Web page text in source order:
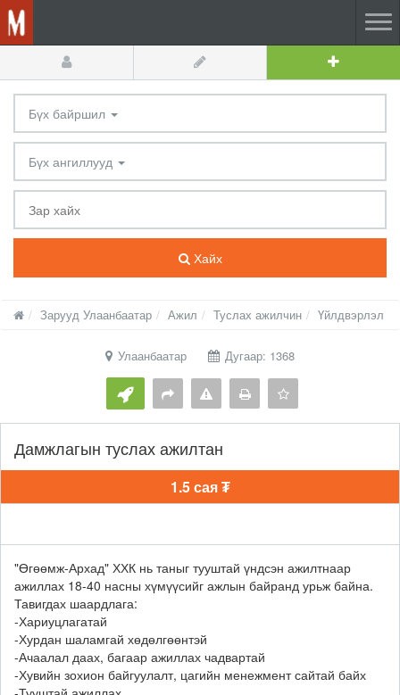
Бүх байршил
Бүх ангиллууд
Хайх
Зарууд Улаанбаатар Ажил Туслах ажилчин Үйлдвэрлэл
Улаанбаатар Дугаар: 1368
Дамжлагын туслах ажилтан
1.5 сая ₮
"Өгөөмж-Архад" ХХК нь таныг тууштай үндсэн ажилтнаар
ажиллах 18-40 насны хүмүүсийг ажлын байранд урьж байна.
Тавигдах шаардлага:
-Хариуцлагатай
-Хурдан шаламгай хөдөлгөөнтэй
-Ачаалал даах, багаар ажиллах чадвартай
-Хувийн зохион байгуулалт, цагийн менежмент сайтай байх